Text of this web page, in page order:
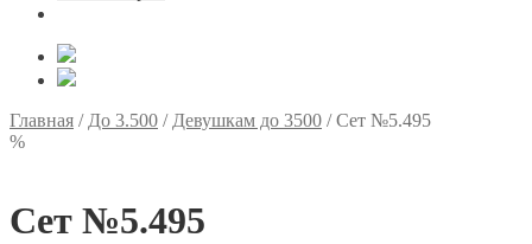
Главная / До 3.500 / Девушкам до 3500 /Сет №5.495
%
Сет №5.495